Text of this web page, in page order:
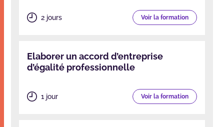
2 jours Voir la formation
Elaborer un accord d’entreprise
d’égalité professionnelle
1 jour Voir la formation